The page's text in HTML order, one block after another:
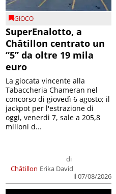
GIOCO
SuperEnalotto, a
Châtillon centrato un
“5” da oltre 19 mila
euro
Châtillon
di
Erika David
il 07/08/2026
La giocata vincente alla
Tabaccheria Chameran nel
concorso di giovedì 6 agosto; il
jackpot per l'estrazione di
oggi, venerdì 7, sale a 205,8
milioni d...